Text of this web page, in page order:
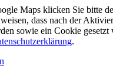
Maps klicken Sie bitte
dass nach der
sowie ein Cookie gesetzt
.